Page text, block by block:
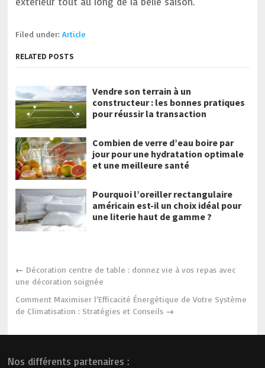
Filed under:Article
RELATED POSTS
Vendre son terrain à un
constructeur : les bonnes pratiques
pour réussir la transaction
Combien de verre d’eau boire par
jour pour une hydratation optimale
et une meilleure santé
Pourquoi l’oreiller rectangulaire
américain est-il un choix idéal pour
une literie haut de gamme ?
← Décoration centre de table : donnez vie à vos repas avec
une décoration soignée
Comment Maximiser l’Efficacité Énergétique de Votre Système
de Climatisation : Stratégies et Conseils →
Nos différents partenaires :